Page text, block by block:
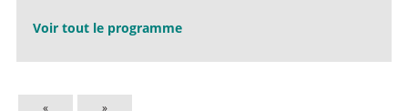
Voir tout le programme
« »